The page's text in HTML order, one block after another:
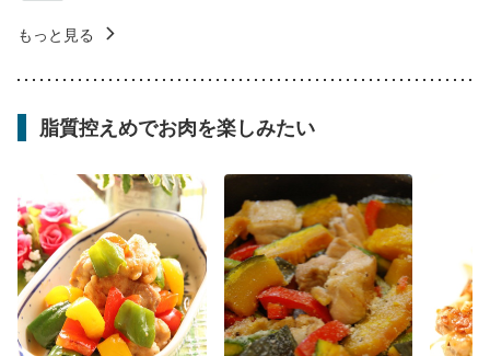
もっと見る
脂質控えめでお肉を楽しみたい